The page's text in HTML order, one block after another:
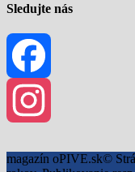
Sledujte nás
Facebook
magazín oPIVE.sk©